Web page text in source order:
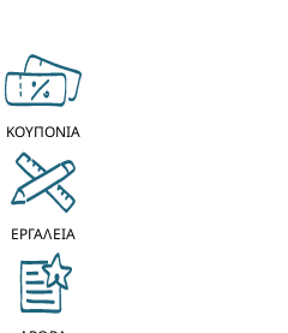
ΚΟΥΠΟΝΙΑ
ΕΡΓΑΛΕΙΑ